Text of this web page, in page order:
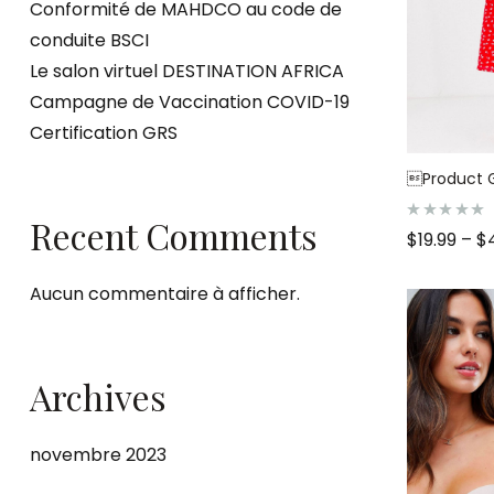
Conformité de MAHDCO au code de
conduite BSCI
Le salon virtuel DESTINATION AFRICA
Campagne de Vaccination COVID-19
Certification GRS
Recent Comments
Aucun commentaire à afficher.
Archives
novembre 2023
Product
N
o
s
u
r
5
$19.99 –$